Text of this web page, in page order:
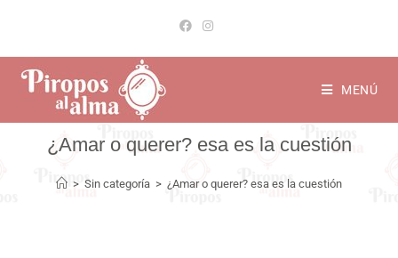
MENÚ
¿Amar o querer? esa es la cuestión
> Sin categoría > ¿Amar o querer? esa es la cuestión